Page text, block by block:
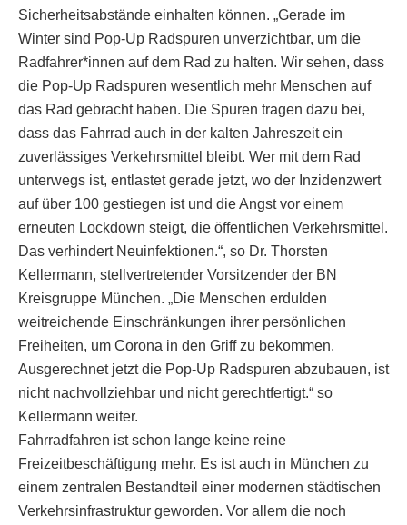
Sicherheitsabstände einhalten können. „Gerade im
Winter sind Pop-Up Radspuren unverzichtbar, um die
Radfahrer*innen auf dem Rad zu halten. Wir sehen, dass
die Pop-Up Radspuren wesentlich mehr Menschen auf
das Rad gebracht haben. Die Spuren tragen dazu bei,
dass das Fahrrad auch in der kalten Jahreszeit ein
zuverlässiges Verkehrsmittel bleibt. Wer mit dem Rad
unterwegs ist, entlastet gerade jetzt, wo der Inzidenzwert
auf über 100 gestiegen ist und die Angst vor einem
erneuten Lockdown steigt, die öffentlichen Verkehrsmittel.
Das verhindert Neuinfektionen.“, so Dr. Thorsten
Kellermann, stellvertretender Vorsitzender der BN
Kreisgruppe München. „Die Menschen erdulden
weitreichende Einschränkungen ihrer persönlichen
Freiheiten, um Corona in den Griff zu bekommen.
Ausgerechnet jetzt die Pop-Up Radspuren abzubauen, ist
nicht nachvollziehbar und nicht gerechtfertigt.“ so
Kellermann weiter.
Fahrradfahren ist schon lange keine reine
Freizeitbeschäftigung mehr. Es ist auch in München zu
einem zentralen Bestandteil einer modernen städtischen
Verkehrsinfrastruktur geworden. Vor allem die noch